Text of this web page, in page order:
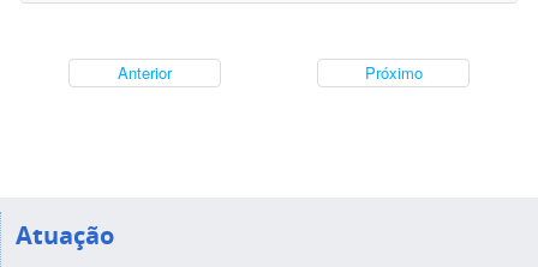
Anterior Próximo
Atuação